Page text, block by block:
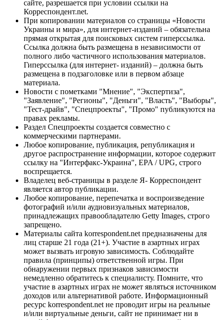
сайте, разрешается при условии ссылки на
Корреспондент.net.
При копировании материалов со страницы «Новости
Украины и мира», для интернет-изданий – обязательна
прямая открытая для поисковых систем гиперссылка.
Ссылка должна быть размещена в независимости от
полного либо частичного использования материалов.
Гиперссылка (для интернет- изданий) – должна быть
размещена в подзаголовке или в первом абзаце
материала.
Новости с пометками "Мнение", "Экспертиза",
"Заявление", "Регионы", "Деньги", "Власть", "Выборы",
"Тест-драйв", "Спецпроекты", "Промо" публикуются на
правах рекламы.
Раздел Спецпроекты создается совместно с
коммерческими партнерами.
Любое копирование, публикация, републикация и
другое распространение информации, которое содержит
ссылку на "Интерфакс-Украина", EPA / UPG, строго
воспрещается.
Владелец веб-страницы в разделе Я- Корреспондент
является автор публикации.
Любое копирование, перепечатка и воспроизведение
фотографий и/или аудиовизуальных материалов,
принадлежащих правообладателю Getty Images, строго
запрещено.
Материалы сайта korrespondent.net предназначены для
лиц старше 21 года (21+). Участие в азартных играх
может вызвать игровую зависимость. Соблюдайте
правила (принципы) ответственной игры. При
обнаружении первых признаков зависимости
немедленно обратитесь к специалисту. Помните, что
участие в азартных играх не может являться источником
доходов или альтернативой работе. Информационный
ресурс korrespondent.net не проводит игры на реальные
и/или виртуальные деньги, сайт не принимает ни в